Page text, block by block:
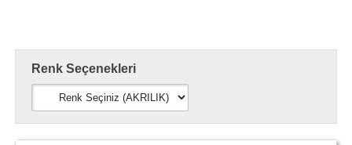
Renk Seçenekleri